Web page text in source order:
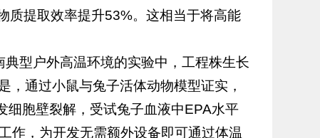
质提取效率提升53%。这相当于将高能
典型户外高温环境的实验中，工程株生长
通过小鼠与兔子活体动物模型证实，
胞壁裂解，受试兔子血液中EPA水平
作，为开发无需额外设备即可通过体温